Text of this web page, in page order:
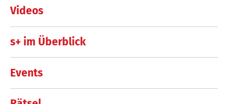
Videos
s+ im Überblick
Events